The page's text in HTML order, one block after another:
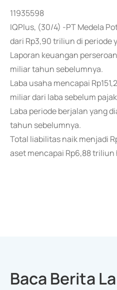
11935598
IQPlus, (30/4) -PT Medela
dari Rp3,90 triliun di periode
Laporan keuangan
miliar tahun sebelumnya.
Laba usaha mencapai
miliar dari laba sebelum
Laba periode berjalan yang
tahun sebelumnya.
Total liabilitas naik menjadi
aset mencapai Rp6,88 triliun
Baca Berita